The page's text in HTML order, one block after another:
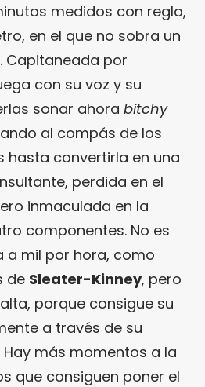
medidos con regla,
en el que no sobra un
Capitaneada por
con su voz y su
sonar ahora bitchy
al compás de los
hasta convertirla en una
perdida en el
inmaculada en la
componentes. No es
a mil por hora, como
de Sleater-Kinney, pero
porque consigue su
a través de su
más momentos a la
que consiguen poner el